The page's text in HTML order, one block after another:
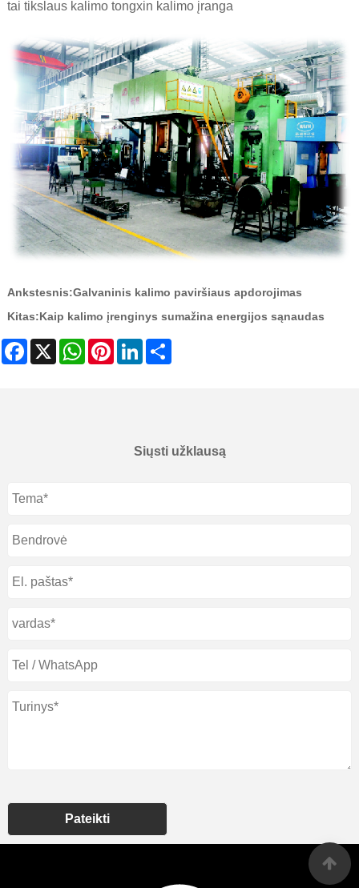
tai tikslaus kalimo tongxin kalimo įranga
Ankstesnis:Galvaninis kalimo paviršiaus apdorojimas
Kitas:Kaip kalimo įrenginys sumažina energijos sąnaudas
Facebook
X WhatsAppPinterestLinkedIn
Siųsti užklausą
Pateikti